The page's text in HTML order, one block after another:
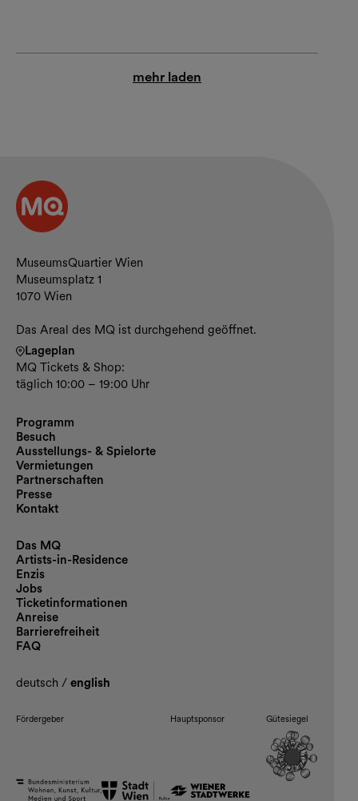
mehr laden
Kontakt und Öffnungszeiten
MuseumsQuartier Wien
Museumsplatz 1
1070 Wien
Das Areal des MQ ist durchgehend geöffnet.
Lageplan
MQ Tickets & Shop:
täglich 10:00 – 19:00 Uhr
Programm
Besuch
Ausstellungs- & Spielorte
Vermietungen
Partnerschaften
Presse
Kontakt
Das MQ
Artists-in-Residence
Enzis
Jobs
Ticketinformationen
Anreise
Barrierefreiheit
FAQ
deutsch / english
Fördergeber Hauptsponsor Gütesiegel